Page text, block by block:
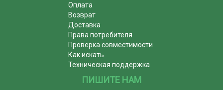
Оплата
Возврат
Доставка
Права потребителя
Проверка совместимости
Как искать
Техническая поддержка
ПИШИТЕ НАМ